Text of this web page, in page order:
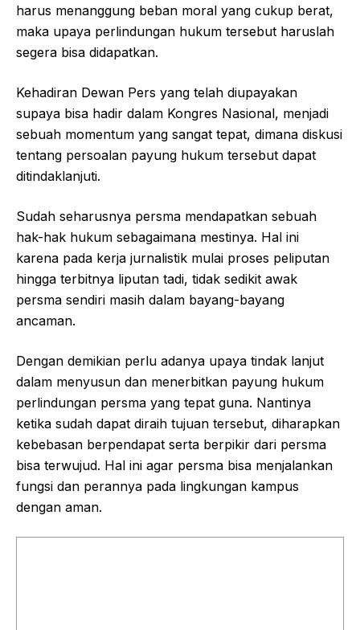
harus menanggung beban moral yang cukup berat,
maka upaya perlindungan hukum tersebut haruslah
segera bisa didapatkan.
Kehadiran Dewan Pers yang telah diupayakan
supaya bisa hadir dalam Kongres Nasional, menjadi
sebuah momentum yang sangat tepat, dimana diskusi
tentang persoalan payung hukum tersebut dapat
ditindaklanjuti.
Sudah seharusnya persma mendapatkan sebuah
hak-hak hukum sebagaimana mestinya. Hal ini
karena pada kerja jurnalistik mulai proses peliputan
hingga terbitnya liputan tadi, tidak sedikit awak
persma sendiri masih dalam bayang-bayang
ancaman.
Dengan demikian perlu adanya upaya tindak lanjut
dalam menyusun dan menerbitkan payung hukum
perlindungan persma yang tepat guna. Nantinya
ketika sudah dapat diraih tujuan tersebut, diharapkan
kebebasan berpendapat serta berpikir dari persma
bisa terwujud. Hal ini agar persma bisa menjalankan
fungsi dan perannya pada lingkungan kampus
dengan aman.